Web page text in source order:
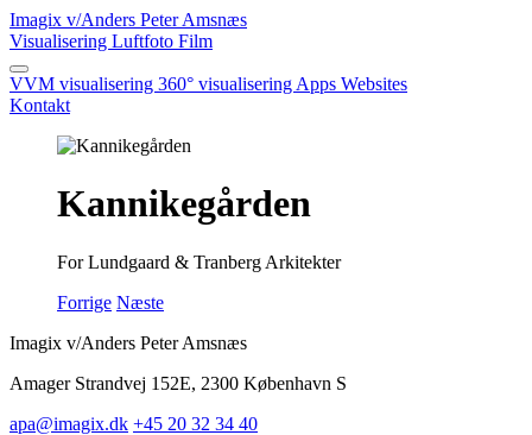
Imagix v/Anders Peter Amsnæs
Visualisering Luftfoto Film
VVM visualisering 360° visualisering Apps Websites
Kontakt
Kannikegården
For Lundgaard & Tranberg Arkitekter
Forrige Næste
Imagix v/Anders Peter Amsnæs
Amager Strandvej 152E, 2300 København S
apa@imagix.dk +45 20 32 34 40